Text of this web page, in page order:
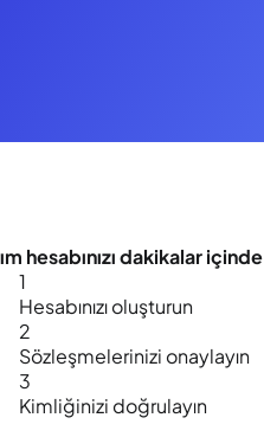
hesabınızıdakikalar içinde
1
Hesabınızı oluşturun
2
Sözleşmelerinizi onaylayın
3
Kimliğinizi doğrulayın